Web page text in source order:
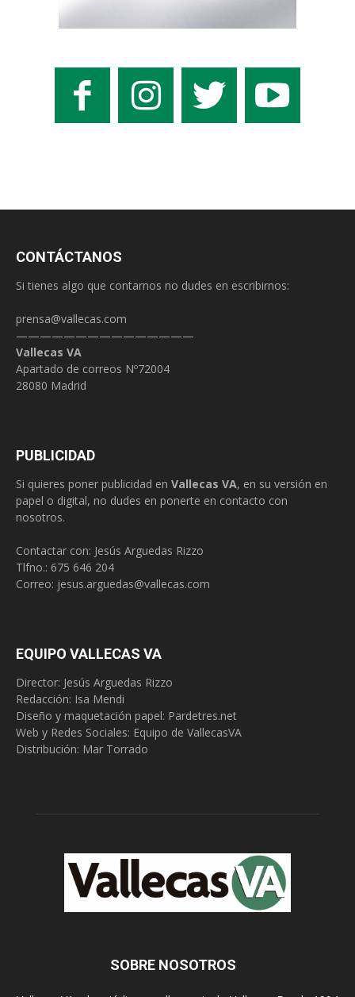
CONTÁCTANOS
Si tienes algo que contarnos no dudes en escribirnos:
prensa@vallecas.com
———————————————
Vallecas VA
Apartado de correos Nº72004
28080 Madrid
PUBLICIDAD
Si quieres poner publicidad en Vallecas VA, en su versión en
papel o digital, no dudes en ponerte en contacto con
nosotros.
Contactar con: Jesús Arguedas Rizzo
Tlfno.: 675 646 204
Correo: jesus.arguedas@vallecas.com
EQUIPO VALLECAS VA
Director: Jesús Arguedas Rizzo
Redacción: Isa Mendi
Diseño y maquetación papel: Pardetres.net
Web y Redes Sociales: Equipo de VallecasVA
Distribución: Mar Torrado
SOBRE NOSOTROS